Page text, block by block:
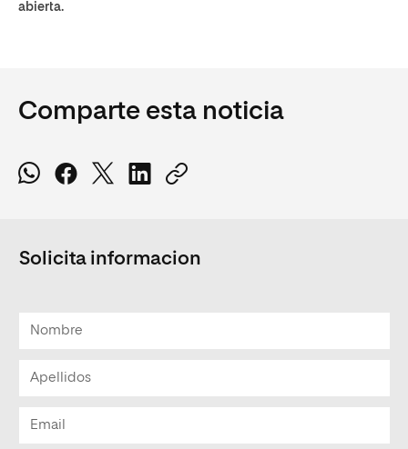
abierta.
Comparte esta noticia
Solicita informacion